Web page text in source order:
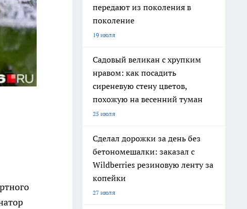
передают из поколения в
поколение
19 июля
Садовый великан с хрупким
нравом: как посадить
сиреневую стену цветов,
похожую на весенний туман
25 июля
Сделал дорожки за день без
бетономешалки: заказал с
Wildberries резиновую ленту за
копейки
27 июля